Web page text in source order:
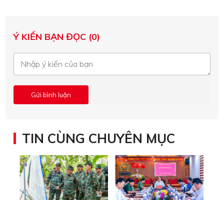
Ý KIẾN BẠN ĐỌC (0)
TIN CÙNG CHUYÊN MỤC